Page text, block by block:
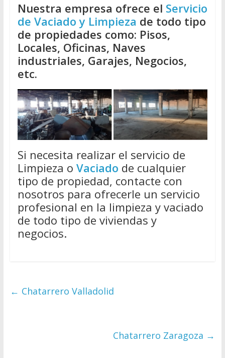
Nuestra empresa ofrece el Servicio
de Vaciado y Limpieza de todo tipo
de propiedades como: Pisos,
Locales, Oficinas, Naves
industriales, Garajes, Negocios,
etc.
Si necesita realizar el servicio de
Limpieza o Vaciado de cualquier
tipo de propiedad, contacte con
nosotros para ofrecerle un servicio
profesional en la limpieza y vaciado
de todo tipo de viviendas y
negocios.
← Chatarrero Valladolid
Chatarrero Zaragoza →